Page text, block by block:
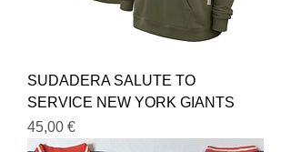
SUDADERA SALUTE TO
SERVICE NEW YORK GIANTS
Precio
45,00 €